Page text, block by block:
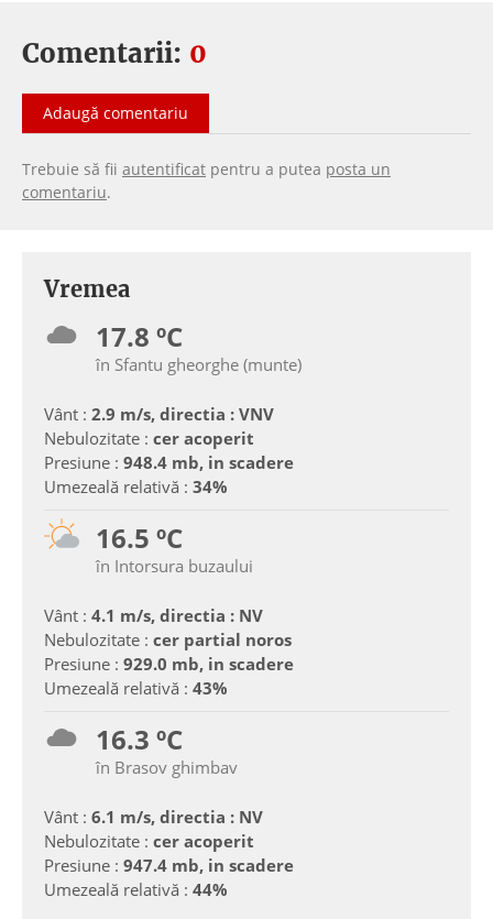
Comentarii: 0
Adaugă comentariu
Trebuie să fii autentificat pentru a putea posta un
comentariu.
Vremea
17.8 ºC
în Sfantu gheorghe (munte)
Vânt : 2.9 m/s, directia : VNV
Nebulozitate : cer acoperit
Presiune : 948.4 mb, in scadere
Umezeală relativă : 34%
16.5 ºC
în Intorsura buzaului
Vânt : 4.1 m/s, directia : NV
Nebulozitate : cer partial noros
Presiune : 929.0 mb, in scadere
Umezeală relativă : 43%
16.3 ºC
în Brasov ghimbav
Vânt : 6.1 m/s, directia : NV
Nebulozitate : cer acoperit
Presiune : 947.4 mb, in scadere
Umezeală relativă : 44%